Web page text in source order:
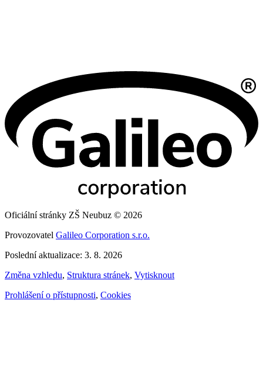
Oficiální stránky ZŠ Neubuz © 2026
Provozovatel Galileo Corporation s.r.o.
Poslední aktualizace: 3. 8. 2026
Změna vzhledu, Struktura stránek, Vytisknout
Prohlášení o přístupnosti, Cookies